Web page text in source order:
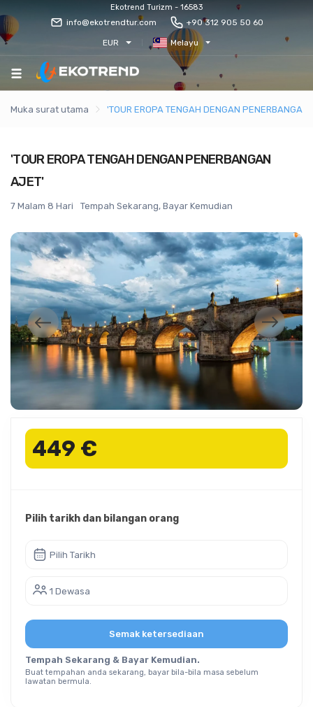
Ekotrend Turizm - 16583
info@ekotrendtur.com +90 312 905 50 60
EUR Melayu
Muka surat utama 'TOUR EROPA TENGAH DENGAN PENERBANGAN
'TOUR EROPA TENGAH DENGAN PENERBANGAN
AJET'
7 Malam 8 Hari Tempah Sekarang, Bayar Kemudian
449 €
Pilih tarikh dan bilangan orang
Pilih Tarikh
1 Dewasa
Semak ketersediaan
Tempah Sekarang & Bayar Kemudian.
Buat tempahan anda sekarang, bayar bila-bila masa sebelum
lawatan bermula.